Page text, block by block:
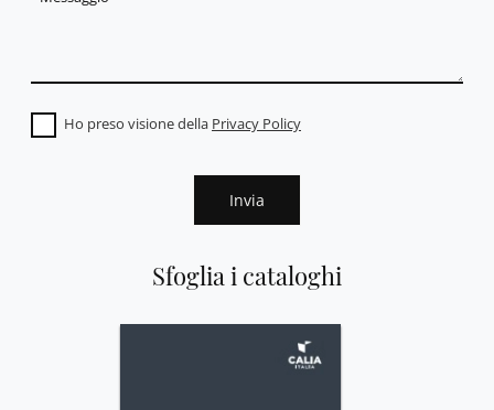
Sfoglia i cataloghi
Ho preso visione della Privacy Policy
Invia